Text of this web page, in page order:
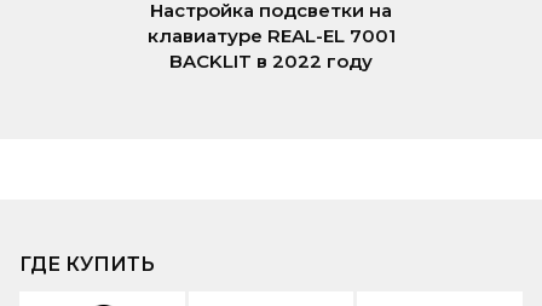
Настройка подсветки на
клавиатуре REAL-EL 7001
BACKLIT в 2022 году
ГДЕ КУПИТЬ